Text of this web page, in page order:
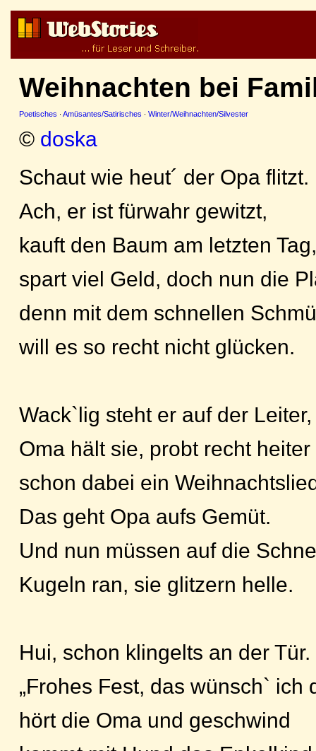
Weihnachten bei
Poetisches · Amüsantes/Satirisches · Winter/Weihnachten/Silvester
© doska
Schaut wie heut´ der Opa flitzt.
Ach, er ist fürwahr gewitzt,
kauft den Baum am letzten Tag,
spart viel Geld, doch nun die
denn mit dem schnellen
will es so recht nicht glücken.
Wack`lig steht er auf der Leiter,
Oma hält sie, probt recht heiter
schon dabei ein
Das geht Opa aufs Gemüt.
Und nun müssen auf die
Kugeln ran, sie glitzern helle.
Hui, schon klingelts an der Tür.
„Frohes Fest, das wünsch` ich
hört die Oma und geschwind